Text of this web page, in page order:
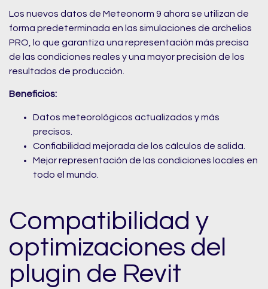
Los nuevos datos de Meteonorm 9 ahora se utilizan de
forma predeterminada en las simulaciones de archelios
PRO, lo que garantiza una representación más precisa
de las condiciones reales y una mayor precisión de los
resultados de producción.
Beneficios:
Datos meteorológicos actualizados y más
precisos.
Confiabilidad mejorada de los cálculos de salida.
Mejor representación de las condiciones locales en
todo el mundo.
Compatibilidad y
optimizaciones del
plugin de Revit